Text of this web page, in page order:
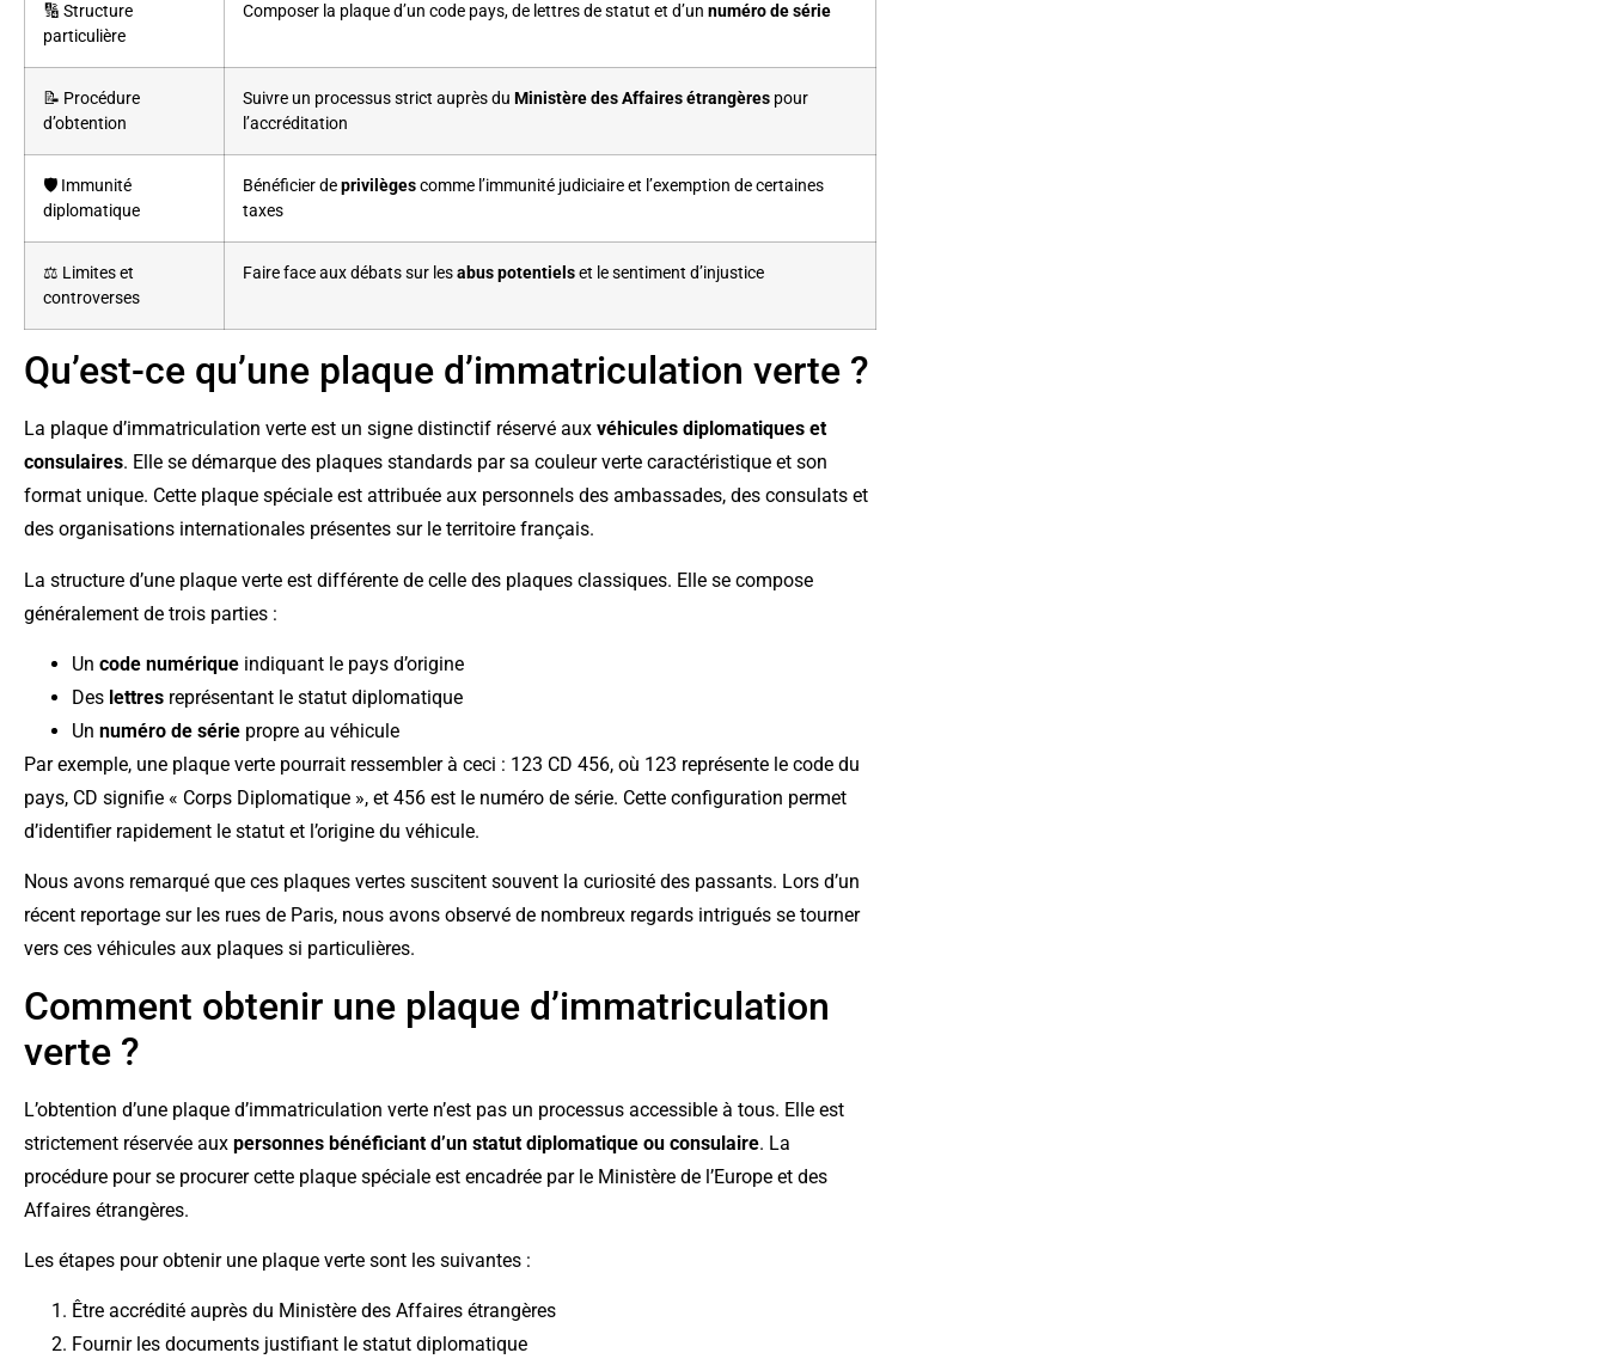
🔢 Structure
particulière
Composer la plaque d’un code pays, de lettres de statut et d’un numéro de série
📝 Procédure
d’obtention
Suivre un processus strict auprès du Ministère des Affaires étrangères pour
l’accréditation
🛡️ Immunité
diplomatique
Bénéficier deprivilègescomme l’immunité judiciaire et l’exemption de certaines
taxes
⚖️ Limites et
controverses
Faire face aux débats sur lesabus potentielset le sentiment d’injustice
Qu’est-ce qu’une plaque d’immatriculation verte ?
La plaque d’immatriculation verte est un signe distinctif réservé aux véhicules diplomatiques et
consulaires. Elle se démarque des plaques standards par sa couleur verte caractéristique et son
format unique. Cette plaque spéciale est attribuée aux personnels des ambassades, des consulats et
des organisations internationales présentes sur le territoire français.
La structure d’une plaque verte est différente de celle des plaques classiques. Elle se compose
généralement de trois parties :
Un code numérique indiquant le pays d’origine
Des lettres représentant le statut diplomatique
Un numéro de série propre au véhicule
Par exemple, une plaque verte pourrait ressembler à ceci : 123 CD 456, où 123 représente le code du
pays, CD signifie « Corps Diplomatique », et 456 est le numéro de série. Cette configuration permet
d’identifier rapidement le statut et l’origine du véhicule.
Nous avons remarqué que ces plaques vertes suscitent souvent la curiosité des passants. Lors d’un
récent reportage sur les rues de Paris, nous avons observé de nombreux regards intrigués se tourner
vers ces véhicules aux plaques si particulières.
Comment obtenir une plaque d’immatriculation
verte ?
L’obtention d’une plaque d’immatriculation verte n’est pas un processus accessible à tous. Elle est
strictement réservée aux personnes bénéficiant d’un statut diplomatique ou consulaire. La
procédure pour se procurer cette plaque spéciale est encadrée par le Ministère de l’Europe et des
Affaires étrangères.
Les étapes pour obtenir une plaque verte sont les suivantes :
Être accrédité auprès du Ministère des Affaires étrangères
Fournir les documents justifiant le statut diplomatique